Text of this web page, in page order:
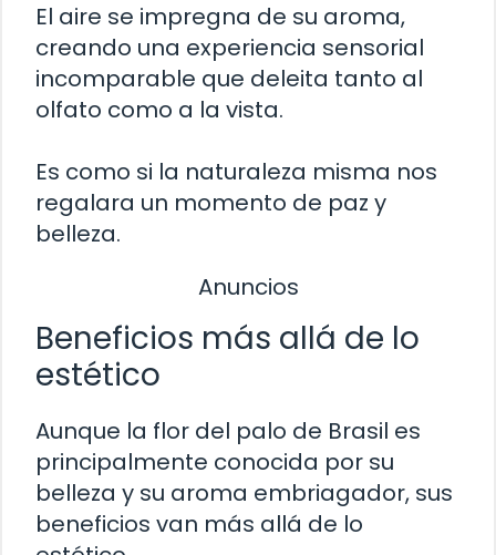
El aire se impregna de su aroma,
creando una experiencia sensorial
incomparable que deleita tanto al
olfato como a la vista.
Es como si la naturaleza misma nos
regalara un momento de paz y
belleza.
Anuncios
Beneficios más allá de lo
estético
Aunque la flor del palo de Brasil es
principalmente conocida por su
belleza y su aroma embriagador, sus
beneficios van más allá de lo